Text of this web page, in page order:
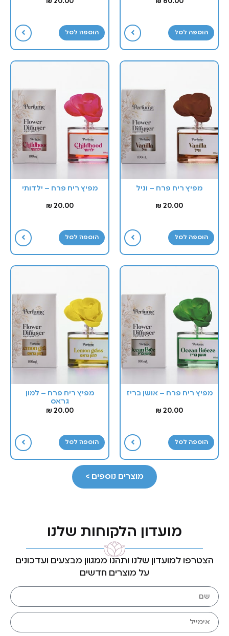
הוספה לסל הוספה לסל
מפיץ ריח פרח – וניל
20.00
₪
הוספה לסל
מפיץ ריח פרח – ילדותי
20.00
₪
הוספה לסל
מפיץ ריח פרח – אושן בריז
20.00
₪
הוספה לסל
מפיץ ריח פרח – למון
גראס
20.00
₪
הוספה לסל
מוצרים נוספים >
מועדון הלקוחות שלנו
הצטרפו למועדון שלנו ותהנו ממגוון מבצעים ועדכונים
על מוצרים חדשים